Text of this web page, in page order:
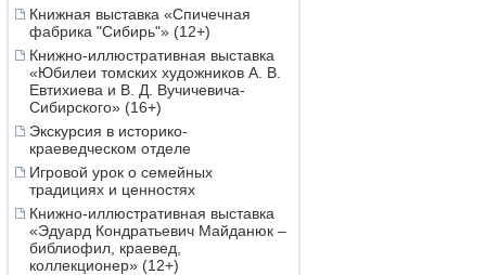
Книжная выставка «Спичечная
фабрика "Сибирь"» (12+)
Книжно-иллюстративная выставка
«Юбилеи томских художников А. В.
Евтихиева и В. Д. Вучичевича-
Сибирского» (16+)
Экскурсия в историко-
краеведческом отделе
Игровой урок о семейных
традициях и ценностях
Книжно-иллюстративная выставка
«Эдуард Кондратьевич Майданюк –
библиофил, краевед,
коллекционер» (12+)